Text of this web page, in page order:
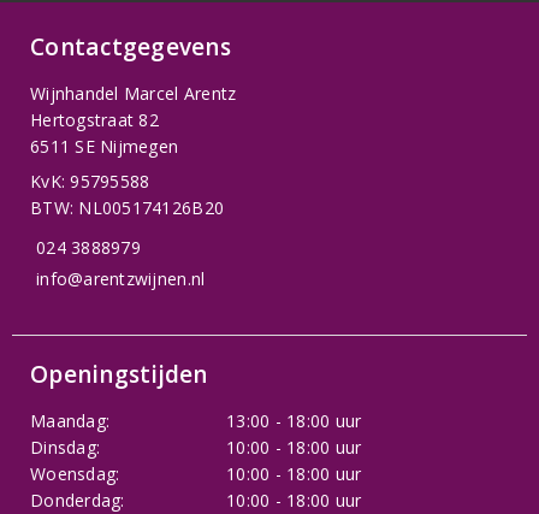
Contactgegevens
Wijnhandel Marcel Arentz
Hertogstraat 82
6511 SE Nijmegen
KvK: 95795588
BTW: NL005174126B20
024 3888979
info@arentzwijnen.nl
Openingstijden
Maandag:
13:00 - 18:00 uur
Dinsdag:
10:00 - 18:00 uur
Woensdag:
10:00 - 18:00 uur
Donderdag:
10:00 - 18:00 uur